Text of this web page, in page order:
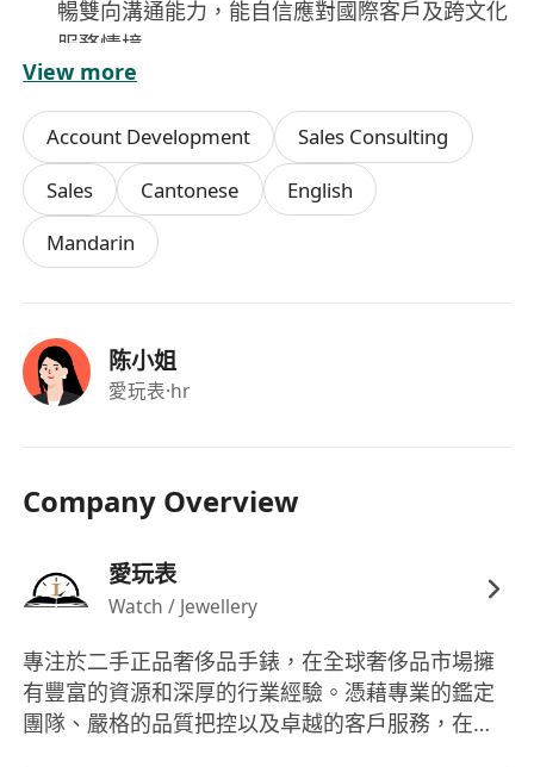
暢雙向溝通能力，能自信應對國際客戶及跨文化
服務情境
持有高級文憑、副學士或以上學歷；具奢侈品、
鐘錶或高端零售行業1–3年實務經驗者優先考慮
熟悉機械腕錶基本構造、品牌歷史與工藝特色，
具備快速學習新品知識及傳遞品牌價值的能力
具備敏銳客戶洞察力與談判技巧，能在壓力下保
持積極態度，並以結果導向推動銷售進程
具備良好團隊協作意識，能配合店長及同事分工
底薪範圍：港幣$15,000–$22,000／月（按學歷、經
驗及面試表現而定），另設具競爭力之銷售佣金制
店負二B015舖
聘用類型：全職
入職資格：須具備於香港合法工作的資格
View more
Account Development
Sales Consulting
Sales
Cantonese
English
Mandarin
陈小姐
愛玩表·hr
Company Overview
愛玩表
Watch / Jewellery
專注於二手正品奢侈品手錶，在全球奢侈品市場擁
有豐富的資源和深厚的行業經驗。憑藉專業的鑑定
團隊、嚴格的品質把控以及卓越的客戶服務，在業